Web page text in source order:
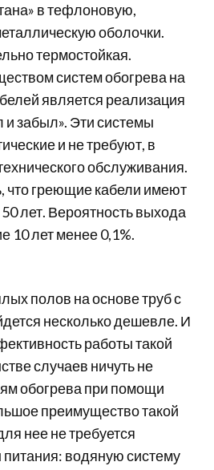
в тефлоновую,
оболочки.
термостойкая.
систем обогрева на
является реализация
забыл». Эти системы
и не требуют, в
обслуживания.
что греющие кабели имеют
лет. Вероятность выхода
10 лет менее 0,1%.
полов на основе труб с
несколько дешевле. И
работы такой
случаев ничуть не
обогрева при помощи
преимущество такой
нее не требуется
водяную систему